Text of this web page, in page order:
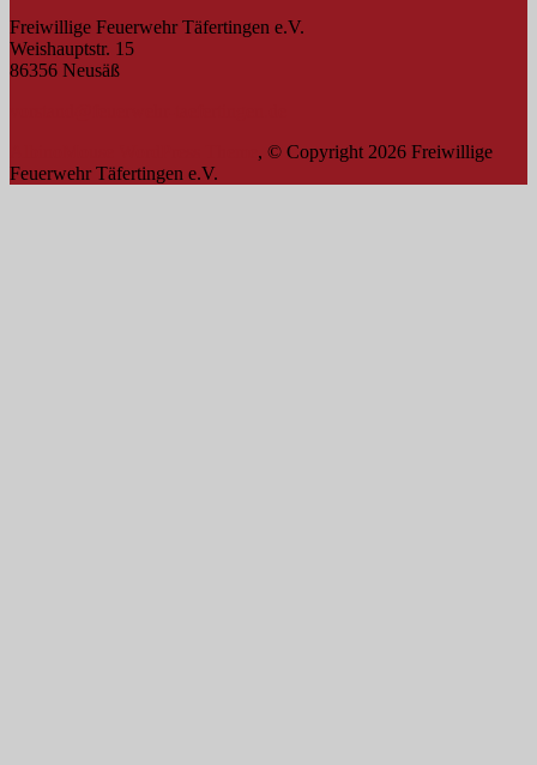
Freiwillige Feuerwehr Täfertingen e.V.
Weishauptstr. 15
86356 Neusäß
, © Copyright 2026 Freiwillige
Feuerwehr Täfertingen e.V.